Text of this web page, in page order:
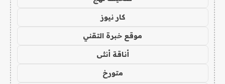
كار نيوز
موقع خبرة التقني
أناقة أنثى
متورخ